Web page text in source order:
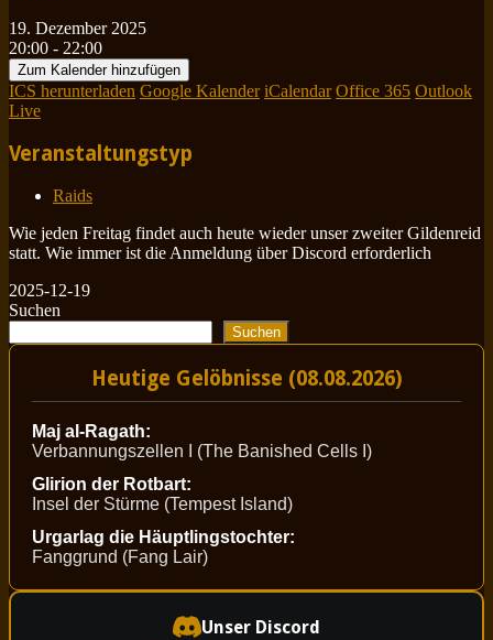
19. Dezember 2025
20:00 - 22:00
Zum Kalender hinzufügen
ICS herunterladen Google Kalender iCalendar Office 365 Outlook
Live
Veranstaltungstyp
Raids
Wie jeden Freitag findet auch heute wieder unser zweiter Gildenreid
statt. Wie immer ist die Anmeldung über Discord erforderlich
2025-12-19
Suchen
Suchen
Heutige Gelöbnisse (08.08.2026)
Maj al-Ragath:
Verbannungszellen I (The Banished Cells I)
Glirion der Rotbart:
Insel der Stürme (Tempest Island)
Urgarlag die Häuptlingstochter:
Fanggrund (Fang Lair)
Unser Discord